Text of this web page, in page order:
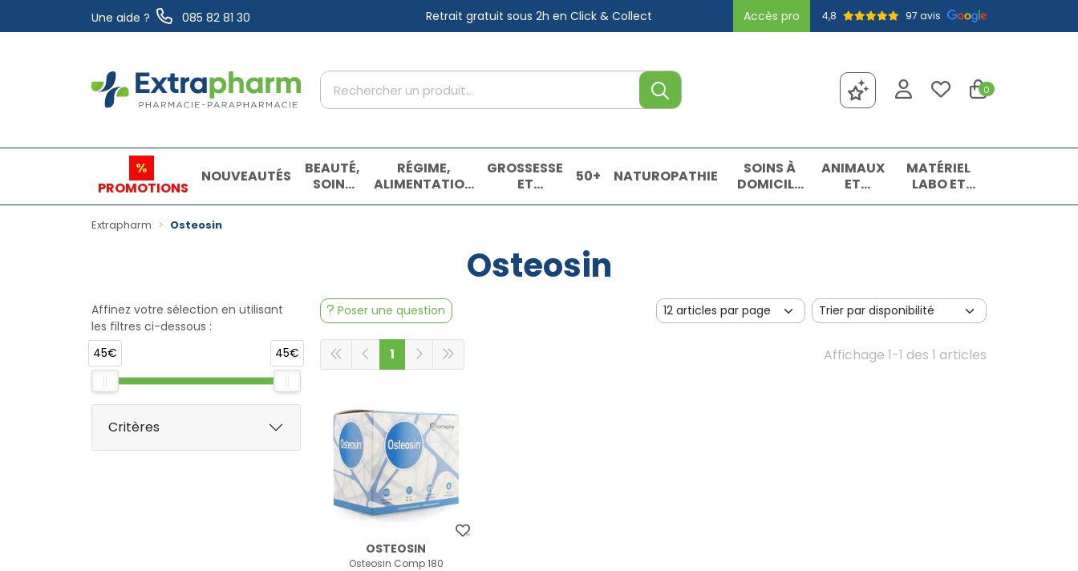
Une aide ? 085 82 81 30 Retrait gratuit sous 2h en Click & Collect Accès pro 4,8 97 avis
Extrapharm Votre pharmacie en ligne à votre service 0
%
PROMOTIONS
NOUVEAUTÉS
BEAUTÉ,
SOINS
ET
RÉGIME,
ALIMENTATION
& VITAMINES
GROSSESSE
ET
ENFANTS
50+ NATUROPATHIE
SOINS À
DOMICILE
ET
ANIMAUX
ET
INSECTES
MATÉRIEL
LABO ET
MATIÈRES
Extrapharm Osteosin
Osteosin
Poser une question
Affichage 1-1 des 1 articles
1
OSTEOSIN
Osteosin Comp 180
Affinez votre sélection en utilisant
les filtres ci-dessous :
45€
45€
Critères